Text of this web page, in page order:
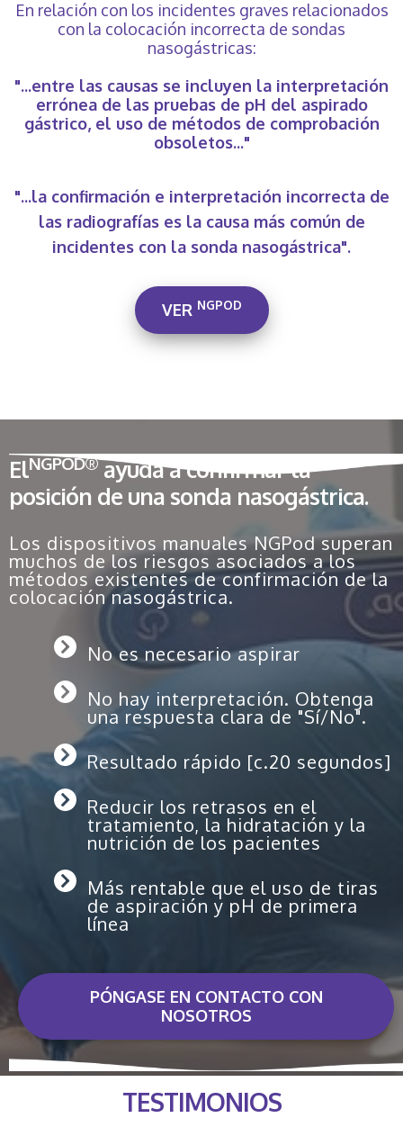
En relación con los incidentes graves relacionados
con la colocación incorrecta de sondas
nasogástricas:
‍"...entre las causas se incluyen la interpretación
errónea de las pruebas de pH del aspirado
gástrico, el uso de métodos de comprobación
obsoletos..."
"...la confirmación e interpretación incorrecta de
las radiografías es la causa más común de
incidentes con la sonda nasogástrica".
VER NGPOD
ElNGPOD®ayuda a confirmar la
posición de una sonda nasogástrica.
Los dispositivos manuales NGPod superan
muchos de los riesgos asociados a los
métodos existentes de confirmación de la
colocación nasogástrica.
No es necesario aspirar
No hay interpretación. Obtenga
una respuesta clara de "Sí/No".
Resultado rápido [c.20 segundos]
Reducir los retrasos en el
tratamiento, la hidratación y la
nutrición de los pacientes
Más rentable que el uso de tiras
de aspiración y pH de primera
línea
PÓNGASE EN CONTACTO CON
NOSOTROS
TESTIMONIOS